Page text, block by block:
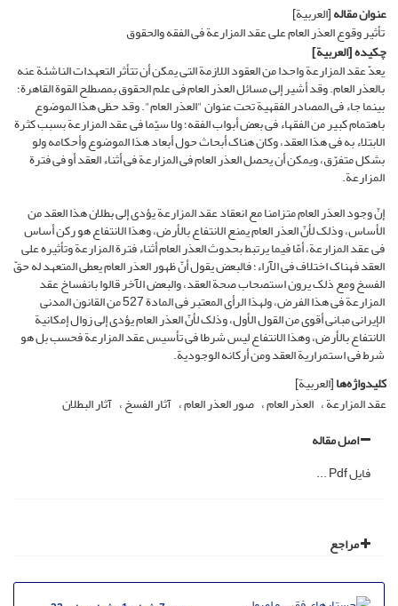
عنوان مقاله[العربیة]
تأثیر وقوع العذر العام على عقد المزارعة فی الفقه والحقوق
چکیده[العربیة]
یعدّ عقد المزارعة واحدا من العقود اللازمة التی یمکن أن تتأثر التعهدات الناشئة عنه
بالعذر العام. وقد أشیر إلى مسائل العذر العام فی علم الحقوق بمصطلح القوة القاهرة؛
بینما جاء فی المصادر الفقهیة تحت عنوان "العذر العام". وقد حظی هذا الموضوع
باهتمام کبیر من الفقهاء فی بعض أبواب الفقه؛ ولا سیّما فی عقد المزارعة بسبب کثرة
الابتلاء به فی هذا العقد، وکان هناک أبحاث حول أبعاد هذا الموضوع وأحکامه ولو
بشکل متفرّق، ویمکن أن یحصل العذر العام فی المزارعة فی أثناء العقد أو فی فترة
المزارعة.
إنّ وجود العذر العام متزامنا مع انعقاد عقد المزارعة یؤدی إلى بطلان هذا العقد من
الأساس، وذلک لأنّ العذر العام یمنع الانتفاع بالأرض، وهذا الانتفاع هو رکن أساس
فی عقد المزارعة، أمّا فیما یرتبط بحدوث العذر العام أثناء فترة المزارعة وتأثیره على
العقد فهناک اختلاف فی الآراء؛ فالبعض یقول أنّ ظهور العذر العام یعطی المتعهد له حقّ
الفسخ ومع ذلک یرون استصحاب صحة العقد، والبعض الآخر قالوا بانفساخ عقد
المزارعة فی هذا الفرض، ولهذا الرأی المعتبر فی المادة 527 من القانون المدنی
الإیرانی مبانی أقوى من القول الأول، وذلک لأنّ العذر العام یؤدی إلى زوال إمکانیة
الانتفاع بالأرض، وهذا الانتفاع لیس شرطا فی تأسیس عقد المزارعة فحسب بل هو
شرط فی استمراریة العقد ومن أرکانه الوجودیة.
کلیدواژه‌ها[العربیة]
عقد المزارعة العذر العام صور العذر العام آثار الفسخ آثار البطلان
اصل مقاله
فایل Pdf ...
مراجع